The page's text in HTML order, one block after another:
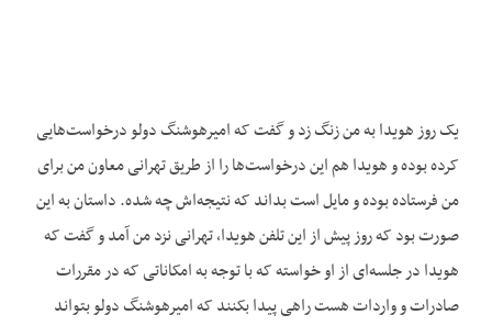
یک روز هویدا به من زنگ زد و گفت که امیرهوشنگ دولو درخواست‌هایی
کرده بوده و هویدا هم این درخواست‌ها را از طریق تهرانی معاون من برای
من فرستاده بوده و مایل است بداند که نتیجه‌اش چه شده. داستان به این
صورت بود که روز پیش از این تلفن هویدا، تهرانی نزد من آمد و گفت که
هویدا در جلسه‌ای از او خواسته که با توجه به امکاناتی که در مقررات
صادرات و واردات هست راهی پیدا بکنند که امیرهوشنگ دولو بتواند